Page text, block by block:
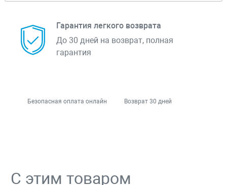
Гарантия легкого возврата
До 30 дней на возврат, полная
гарантия
Безопасная оплата онлайн Возврат 30 дней
С этим товаром